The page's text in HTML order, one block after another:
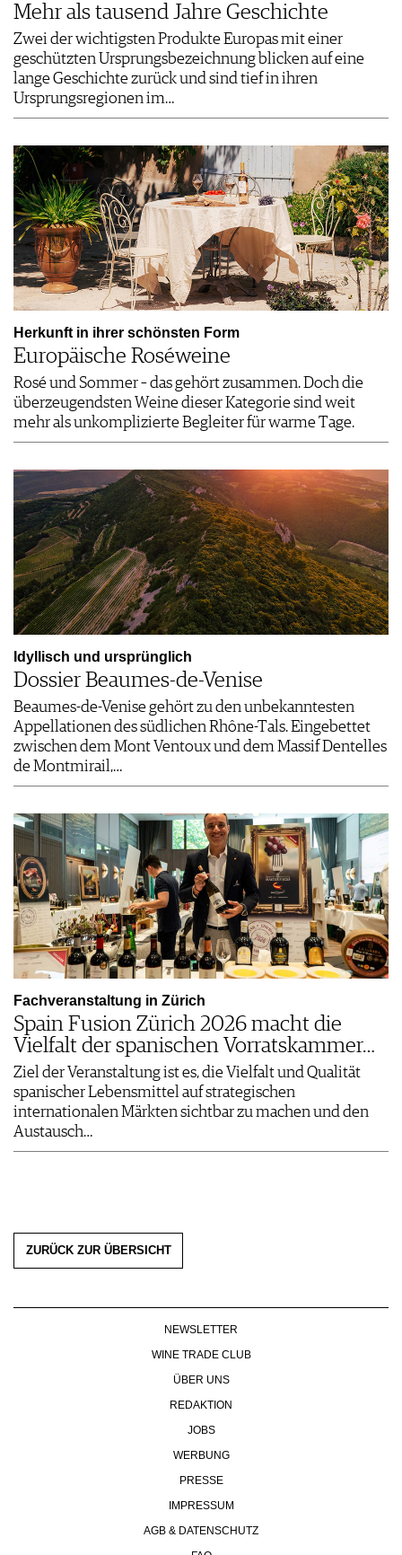
Mehr als tausend Jahre Geschichte
Zwei der wichtigsten Produkte Europas mit einer
geschützten Ursprungsbezeichnung blicken auf eine
lange Geschichte zurück und sind tief in ihren
Ursprungsregionen im…
Herkunft in ihrer schönsten Form
Europäische Roséweine
Rosé und Sommer – das gehört zusammen. Doch die
überzeugendsten Weine dieser Kategorie sind weit
mehr als unkomplizierte Begleiter für warme Tage.
Idyllisch und ursprünglich
Dossier Beaumes-de-Venise
Beaumes-de-Venise gehört zu den unbekanntesten
Appellationen des südlichen Rhône-Tals. Eingebettet
zwischen dem Mont Ventoux und dem Massif Dentelles
de Montmirail,…
Fachveranstaltung in Zürich
Spain Fusion Zürich 2026 macht die
Vielfalt der spanischen Vorratskammer…
Ziel der Veranstaltung ist es, die Vielfalt und Qualität
spanischer Lebensmittel auf strategischen
internationalen Märkten sichtbar zu machen und den
Austausch…
ZURÜCK ZUR ÜBERSICHT
NEWSLETTER
WINE TRADE CLUB
ÜBER UNS
REDAKTION
JOBS
WERBUNG
PRESSE
IMPRESSUM
AGB & DATENSCHUTZ